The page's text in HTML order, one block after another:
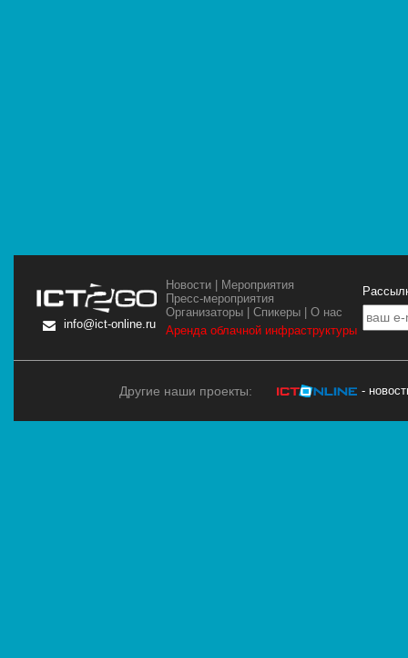
info@ict-online.ru
Новости | Мероприятия
Пресс-мероприятия
Организаторы |Спикеры |О нас
Аренда облачной инфраструктуры
Другие наши проекты: -